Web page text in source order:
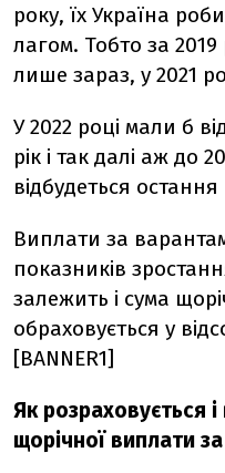
року, їх Україна
лагом. Тобто за 2019
лише зараз, у 2021
У 2022 році мали б
рік і так далі аж до
відбудеться
Виплати за
показників
залежить і сума
обраховується у
[BANNER1]
Як розраховується
щорічної виплати